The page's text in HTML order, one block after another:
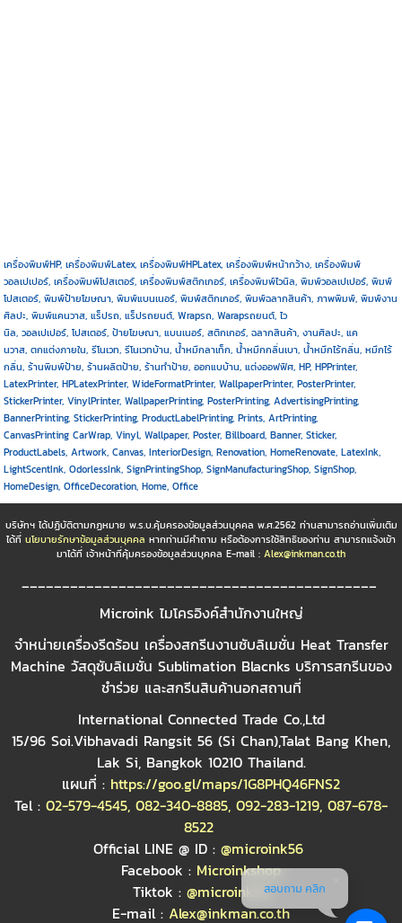
เครื่องพิมพ์HP, เครื่องพิมพ์Latex, เครื่องพิมพ์HPLatex, เครื่องพิมพ์หน้ากว้าง, เครื่องพิมพ์
วอลเปเปอร์, เครื่องพิมพ์โปสเตอร์, เครื่องพิมพ์สติกเกอร์, เครื่องพิมพ์ไวนิล, พิมพ์วอลเปเปอร์, พิมพ์
โปสเตอร์, พิมพ์ป้ายโฆษณา, พิมพ์แบนเนอร์, พิมพ์สติกเกอร์, พิมพ์ฉลากสินค้า, ภาพพิมพ์, พิมพ์งาน
ศิลปะ, พิมพ์แคนวาส, แร็ปรถ, แร็ปรถยนต์, Wrapรถ, Warapรถยนต์, ไว
นิล, วอลเปเปอร์, โปสเตอร์, ป้ายโฆษณา, แบนเนอร์, สติกเกอร์, ฉลากสินค้า, งานศิลปะ, แค
นวาส, ตกแต่งภายใน, รีโนเวท, รีโนเวทบ้าน, น้ำหมึกลาเท็ก, น้ำหมึกกลิ่นเบา, น้ำหมึกไร้กลิ่น, หมึกไร้
กลิ่น, ร้านพิมพ์ป้าย, ร้านผลิตป้าย, ร้านทำป้าย, ออกแบบ้าน, แต่งออฟฟิศ, HP, HPPrinter,
LatexPrinter, HPLatexPrinter, WideFormatPrinter, WallpaperPrinter, PosterPrinter,
StickerPrinter, VinylPrinter, WallpaperPrinting, PosterPrinting, AdvertisingPrinting,
BannerPrinting, StickerPrinting, ProductLabelPrinting, Prints, ArtPrinting,
CanvasPrinting CarWrap, Vinyl, Wallpaper, Poster, Billboard, Banner, Sticker,
ProductLabels, Artwork, Canvas, InteriorDesign, Renovation, HomeRenovate, LatexInk,
LightScentInk, OdorlessInk, SignPrintingShop, SignManufacturingShop, SignShop,
HomeDesign, OfficeDecoration, Home, Office
บริษัทฯ ได้ปฏิบัติตามกฏหมาย พ.ร.บ.คุ้มครองข้อมูลส่วนบุคคล พ.ศ.2562 ท่านสามารถอ่านเพิ่มเติม
ได้ที่ นโยบายรักษาข้อมูลส่วนบุคคล หากท่านมีคำถาม หรือต้องการใช้สิทธิของท่าน สามารถแจ้งเข้า
มาได้ที่ เจ้าหน้าที่คุ้มครองข้อมูลส่วนบุคคล E-mail : Alex@inkman.co.th
____________________________________________
Microink ไมโครอิงค์สำนักงานใหญ่
จำหน่ายเครื่องรีดร้อน เครื่องสกรีนงานซับลิเมชั่น Heat Transfer
Machine วัสดุซับลิเมชั่น Sublimation Blacnks บริการสกรีนของ
ชำร่วย และสกรีนสินค้านอกสถานที่
International Connected Trade Co.,Ltd
15/96 Soi.Vibhavadi Rangsit 56 (Si Chan),Talat Bang Khen,
Lak Si, Bangkok 10210 Thailand.
แผนที่ : https://goo.gl/maps/1G8PHQ46FNS2
Tel : 02-579-4545, 082-340-8885, 092-283-1219, 087-678-
8522
Official LINE @ ID : @microink56
Facebook : Microinkshop
Tiktok : @microink56
E-mail : Alex@inkman.co.th
สอบถาม คลิก